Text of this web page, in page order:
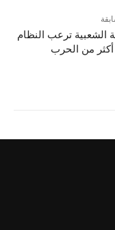
الشعبية ترعب النظام
أكثر من الحرب